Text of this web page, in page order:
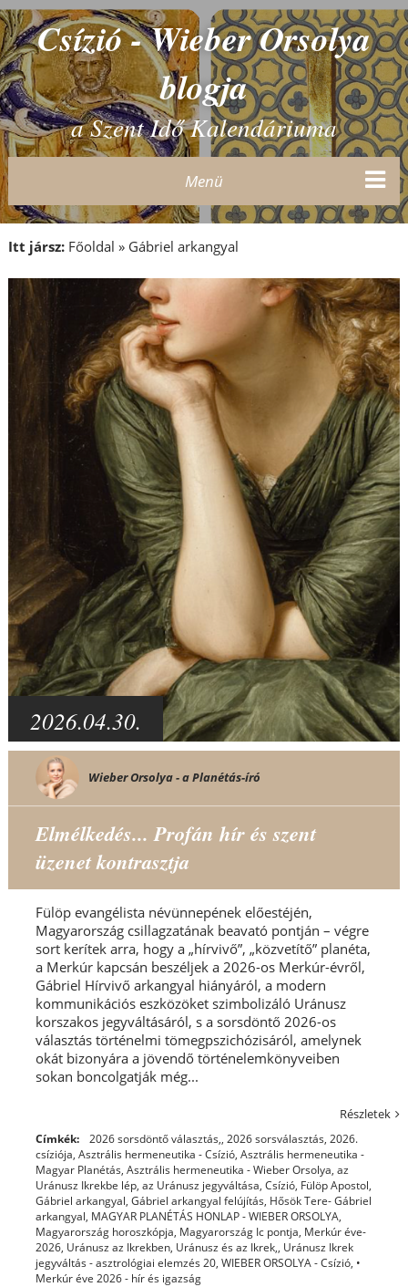
Csízió - Wieber Orsolya
blogja
a Szent Idő Kalendáriuma
Menü
Itt jársz: Főoldal » Gábriel arkangyal
2026.04.30.
Wieber Orsolya - a Planétás-író
Elmélkedés... Profán hír és szent
üzenet kontrasztja
Fülöp evangélista névünnepének előestéjén,
Magyarország csillagzatának beavató pontján – végre
sort kerítek arra, hogy a „hírvivő”, „közvetítő” planéta,
a Merkúr kapcsán beszéljek a 2026-os Merkúr-évről,
Gábriel Hírvivő arkangyal hiányáról, a modern
kommunikációs eszközöket szimbolizáló Uránusz
korszakos jegyváltásáról, s a sorsdöntő 2026-os
választás történelmi tömegpszichózisáról, amelynek
okát bizonyára a jövendő történelemkönyveiben
sokan boncolgatják még...
Részletek
Címkék: 2026 sorsdöntő választás,, 2026 sorsválasztás, 2026.
csíziója, Asztrális hermeneutika - Csízió, Asztrális hermeneutika -
Magyar Planétás, Asztrális hermeneutika - Wieber Orsolya, az
Uránusz Ikrekbe lép, az Uránusz jegyváltása, Csízió, Fülöp Apostol,
Gábriel arkangyal, Gábriel arkangyal felújítás, Hősök Tere- Gábriel
arkangyal, MAGYAR PLANÉTÁS HONLAP - WIEBER ORSOLYA,
Magyarország horoszkópja, Magyarország Ic pontja, Merkúr éve-
2026, Uránusz az Ikrekben, Uránusz és az Ikrek,, Uránusz Ikrek
jegyváltás - asztrológiai elemzés 20, WIEBER ORSOLYA - Csízió, •
Merkúr éve 2026 - hír és igazság